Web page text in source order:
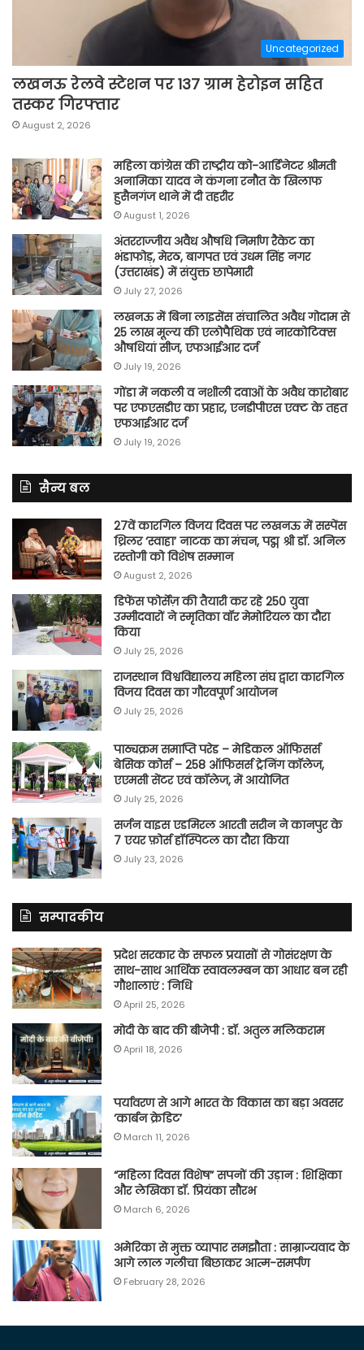
Uncategorized
लखनऊ रेलवे स्टेशन पर 137 ग्राम हेरोइन सहित
तस्कर गिरफ्तार
August 2, 2026
महिला कांग्रेस की राष्ट्रीय को-आर्डिनेटर श्रीमती
अनामिका यादव ने कंगना रनौत के खिलाफ
हुसैनगंज थाने में दी तहरीर
August 1, 2026
अंतरराज्जीय अवैध औषधि निर्माण रैकेट का
भंडाफोड़, मेरठ, बागपत एवं उधम सिंह नगर
(उत्तराखंड) में संयुक्त छापेमारी
July 27, 2026
लखनऊ में बिना लाइसेंस संचालित अवैध गोदाम से
25 लाख मूल्य की एलोपैथिक एवं नारकोटिक्स
औषधियां सीज, एफआईआर दर्ज
July 19, 2026
गोंडा में नकली व नशीली दवाओं के अवैध कारोबार
पर एफएसडीए का प्रहार, एनडीपीएस एक्ट के तहत
एफआईआर दर्ज
July 19, 2026
सैन्य बल
27वें कारगिल विजय दिवस पर लखनऊ में सस्पेंस
थ्रिलर ‘स्वाहा’ नाटक का मंचन, पद्म श्री डॉ. अनिल
रस्तोगी को विशेष सम्मान
August 2, 2026
डिफेंस फोर्सेज़ की तैयारी कर रहे 250 युवा
उम्मीदवारों ने स्मृतिका वॉर मेमोरियल का दौरा
किया
July 25, 2026
राजस्थान विश्वविद्यालय महिला संघ द्वारा कारगिल
विजय दिवस का गौरवपूर्ण आयोजन
July 25, 2026
पाठ्यक्रम समाप्ति परेड – मेडिकल ऑफिसर्स
बेसिक कोर्स – 258 ऑफिसर्स ट्रेनिंग कॉलेज,
एएमसी सेंटर एवं कॉलेज, में आयोजित
July 25, 2026
सर्जन वाइस एडमिरल आरती सरीन ने कानपुर के
7 एयर फ़ोर्स हॉस्पिटल का दौरा किया
July 23, 2026
सम्पादकीय
प्रदेश सरकार के सफल प्रयासों से गोसंरक्षण के
साथ-साथ आर्थिक स्वावलम्बन का आधार बन रही
गौशालाएं : निधि
April 25, 2026
मोदी के बाद की बीजेपी : डॉ. अतुल मलिकराम
April 18, 2026
पर्यावरण से आगे भारत के विकास का बड़ा अवसर
‘कार्बन क्रेडिट’
March 11, 2026
“महिला दिवस विशेष” सपनों की उड़ान : शिक्षिका
और लेखिका डॉ. प्रियंका सौरभ
March 6, 2026
अमेरिका से मुक्त व्यापार समझौता : साम्राज्यवाद के
आगे लाल गलीचा बिछाकर आत्म-समर्पण
February 28, 2026